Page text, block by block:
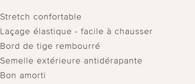
Stretch confortable
Laçage élastique - facile à chausser
Bord de tige rembourré
Semelle extérieure antidérapante
Bon amorti